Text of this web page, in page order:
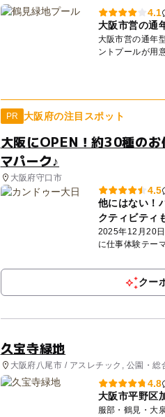
4.1
大阪市営の通
大阪市営の通年
ントプールが用
PR 大阪府の注目スポット
大阪にOPEN！約30種のお
マパーク♪
大阪府守口市
4.5
他にはない！
クティビティ
2025年12月20
に仕事体験テー
ン...
クー
久宝寺緑地
大阪府八尾市 / アスレチック, 公園・総
4.8
大阪市平野区
服部・鶴見・大